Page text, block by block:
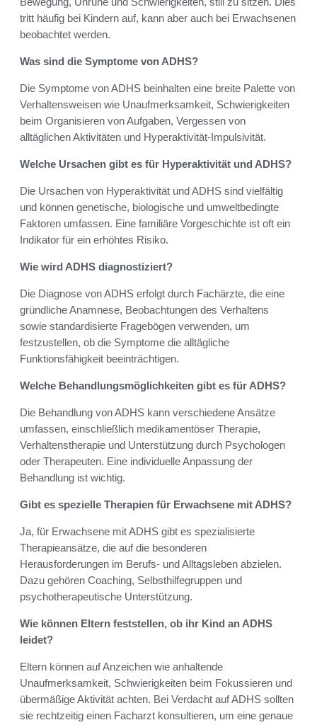
tritt häufig bei Kindern auf, kann aber auch bei Erwachsenen
beobachtet werden.
Was sind die Symptome von ADHS?
Die Symptome von ADHS beinhalten eine breite Palette von
Verhaltensweisen wie Unaufmerksamkeit, Schwierigkeiten
beim Organisieren von Aufgaben, Vergessen von
alltäglichen Aktivitäten und Hyperaktivität-Impulsivität.
Welche Ursachen gibt es für Hyperaktivität und ADHS?
Die Ursachen von Hyperaktivität und ADHS sind vielfältig
und können genetische, biologische und umweltbedingte
Faktoren umfassen. Eine familiäre Vorgeschichte ist oft ein
Indikator für ein erhöhtes Risiko.
Wie wird ADHS diagnostiziert?
Die Diagnose von ADHS erfolgt durch Fachärzte, die eine
gründliche Anamnese, Beobachtungen des Verhaltens
sowie standardisierte Fragebögen verwenden, um
festzustellen, ob die Symptome die alltägliche
Funktionsfähigkeit beeinträchtigen.
Welche Behandlungsmöglichkeiten gibt es für ADHS?
Die Behandlung von ADHS kann verschiedene Ansätze
umfassen, einschließlich medikamentöser Therapie,
Verhaltenstherapie und Unterstützung durch Psychologen
oder Therapeuten. Eine individuelle Anpassung der
Behandlung ist wichtig.
Gibt es spezielle Therapien für Erwachsene mit ADHS?
Ja, für Erwachsene mit ADHS gibt es spezialisierte
Therapieansätze, die auf die besonderen
Herausforderungen im Berufs- und Alltagsleben abzielen.
Dazu gehören Coaching, Selbsthilfegruppen und
psychotherapeutische Unterstützung.
Wie können Eltern feststellen, ob ihr Kind an ADHS
leidet?
Eltern können auf Anzeichen wie anhaltende
Unaufmerksamkeit, Schwierigkeiten beim Fokussieren und
übermäßige Aktivität achten. Bei Verdacht auf ADHS sollten
sie rechtzeitig einen Facharzt konsultieren, um eine genaue